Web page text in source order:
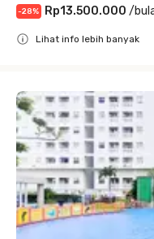
-28% Rp13.500.000 /
Lihat info lebih banyak